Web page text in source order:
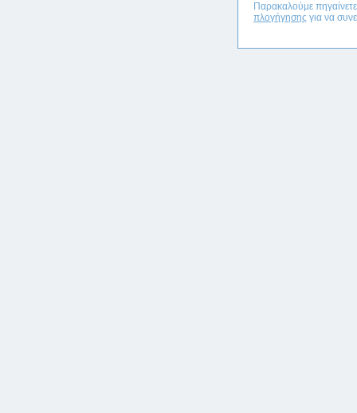
Παρακαλούμε
πλογήγησης για να